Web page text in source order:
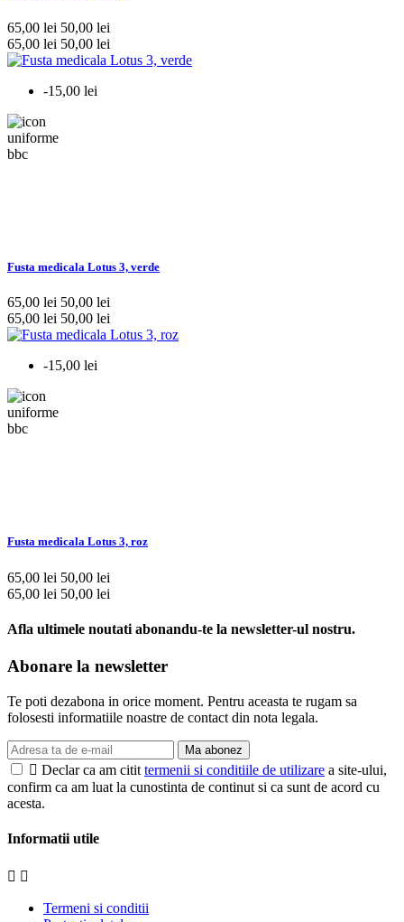
65,00 lei 50,00 lei
65,00 lei 50,00 lei
-15,00 lei
Fusta medicala Lotus 3, verde
65,00 lei 50,00 lei
65,00 lei 50,00 lei
-15,00 lei
Fusta medicala Lotus 3, roz
65,00 lei 50,00 lei
65,00 lei 50,00 lei
Afla ultimele noutati abonandu-te la newsletter-ul nostru.
Abonare la newsletter
Te poti dezabona in orice moment. Pentru aceasta te rugam sa
folosesti informatiile noastre de contact din nota legala.
Ma abonez
 Declar ca am citit termenii si conditiile de utilizare a site-ului,
confirm ca am luat la cunostinta de continut si ca sunt de acord cu
acesta.
Informatii utile
 
Termeni si conditii